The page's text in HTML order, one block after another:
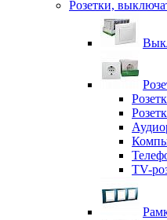
Розетки,
TV-